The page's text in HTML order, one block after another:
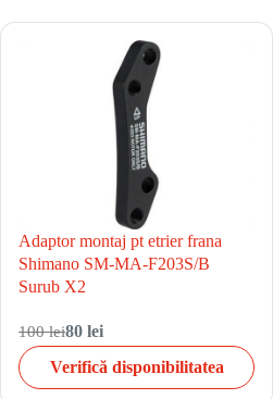
Adaptor montaj pt etrier frana
Shimano SM-MA-F203S/B
Surub X2
100 lei80 lei
Verifică disponibilitatea